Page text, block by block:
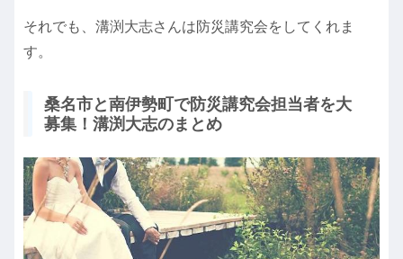
それでも、溝渕大志さんは防災講究会をしてくれま
す。
桑名市と南伊勢町で防災講究会担当者を大
募集！溝渕大志のまとめ